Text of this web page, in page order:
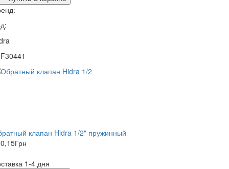
клапан Hidra 1/2" пружинный
Грн
1-4 дня